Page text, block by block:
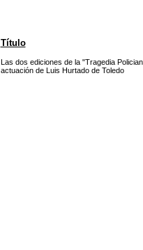
Título
Las dos ediciones de la "Tragedia
actuación de Luis Hurtado de Toledo